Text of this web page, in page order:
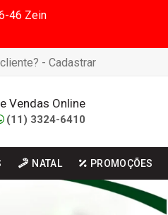
46 Zein
- Cadastrar
Vendas Online
(11) 3324-6410
NATAL PROMOÇÕES